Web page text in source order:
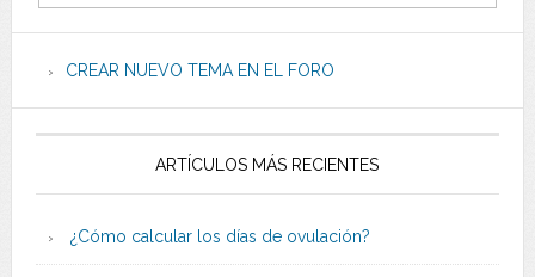
CREAR NUEVO TEMA EN EL FORO
ARTÍCULOS MÁS RECIENTES
¿Cómo calcular los días de ovulación?